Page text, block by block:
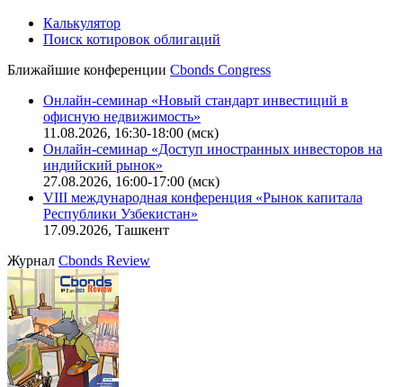
IT-аккредитация
Поиск котировок облигаций
Ближайшие конференцииCbonds Congress
Онлайн-семинар «Новый стандарт инвестиций в
офисную недвижимость»
11.08.2026, 16:30-18:00 (мск)
Онлайн-семинар «Доступ иностранных инвесторов на
индийский рынок»
VIII международная конференция «Рынок капитала
Республики Узбекистан»
17.09.2026, Ташкент
ЖурналCbonds Review